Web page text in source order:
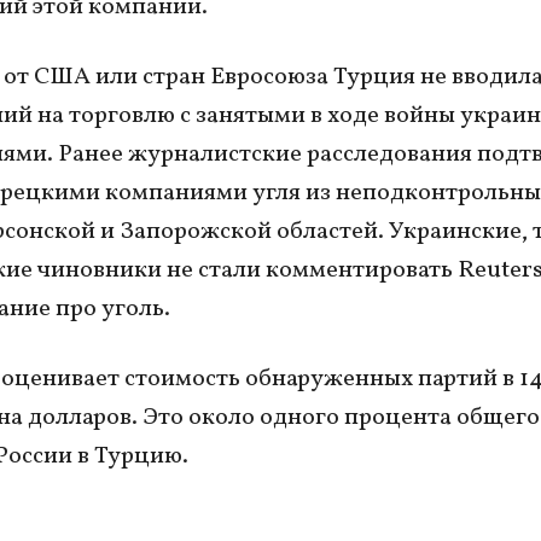
этой компании.
США или стран Евросоюза Турция не
на торговлю с занятыми в ходе войны
Ранее журналистские расследования
компаниями угля из
и Запорожской областей. Украинские,
чиновники не стали комментировать
про уголь.
стоимость обнаруженных партий в
долларов. Это около одного процента
в Турцию.